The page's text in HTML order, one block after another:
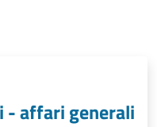
- affari generali